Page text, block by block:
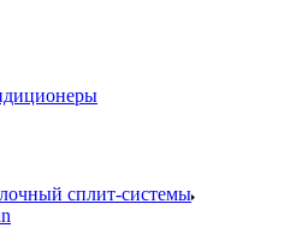
сплит-системы